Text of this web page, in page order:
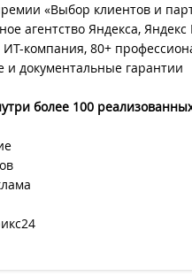
«Выбор клиентов и
агентство Яндекса,
ИТ-компания, 80+
и документальные гарантии
более 100